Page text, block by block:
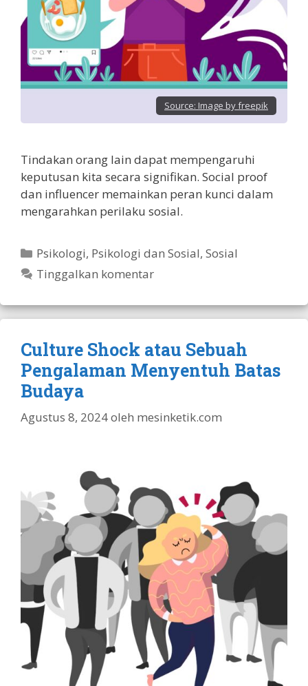
Source: Image by freepik
Tindakan orang lain dapat mempengaruhi
keputusan kita secara signifikan. Social proof
dan influencer memainkan peran kunci dalam
mengarahkan perilaku sosial.
Kategori
Psikologi, Psikologi dan Sosial,Sosial
Tinggalkan komentar
Culture Shock atau Sebuah
Pengalaman Menyentuh Batas
Budaya
Agustus 8, 2024oleh mesinketik.com